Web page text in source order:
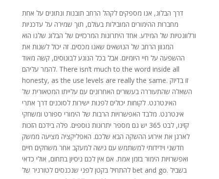
דרך הבלוג, אנו מספקים לקהל הרחב תובנות ונתונים על אחת
מחברות ההימורים המובילות בעולם, תוך שמירה על עדכניות
ורלוונטיות של המידע. אחד היתרונות המרכזיים של הבלוג שלנו הוא
המגוון הרחב של הנושאים שאנו מכסים. זה יכול לשנות את
ההשפעה על חיי היומיום. אבל בכל הנוגע לבונוסים, קשה מאוד
להמר עליהם. There isn’t much to the word inside all
honesty, as the use levels are really the same. זו בדיוק
השאלה שהתעוררה בעשורים האחרונים עם עלייתו המטאורית של
האינטרנט. לקוחות יכולים לפנות ישירות לסוכנים דרך אתרי
אינטרנט. מלבד האפשרויות הרבות של הימורי ספורט ומשחקי
קזינו, לבט 365 יש גם מספר יתרונות נוספים. פלה בידכם הזכות
לארגן את אירוע ההשקה הבא שלכם. האפליקציה מציעה ממשק
חדשני וידידותי למשתמש עם גישה למעקב אחר משחקים חיים
ואפשרויות הימור בזמן אמת. אם אין לכם ניסיון בתחום, אולי כדאי
להתחיל בקטן לפני שנכנסים לטורניר של bet and go. בשביל